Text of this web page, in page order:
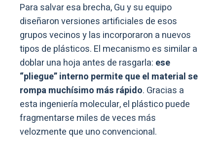
Para salvar esa brecha, Gu y su equipo
diseñaron versiones artificiales de esos
grupos vecinos y las incorporaron a nuevos
tipos de plásticos. El mecanismo es similar a
doblar una hoja antes de rasgarla: ese
“pliegue” interno permite que el material se
rompa muchísimo más rápido. Gracias a
esta ingeniería molecular, el plástico puede
fragmentarse miles de veces más
velozmente que uno convencional.